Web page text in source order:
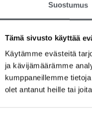
Suostumus
Tämä sivusto käyttää
Käytämme evästeitä
ja kävijämäärämme
kumppaneillemme
olet antanut heille tai